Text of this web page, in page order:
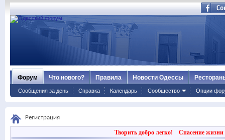
Форум
Сообщения за день Справка Календарь Сообщество Опции
Что нового? Правила Новости Одессы
Регистрация
Творить добро легко! Спасение жизни